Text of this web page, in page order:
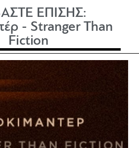
ΕΠΙΣΗΣ:
- Stranger Than
Fiction